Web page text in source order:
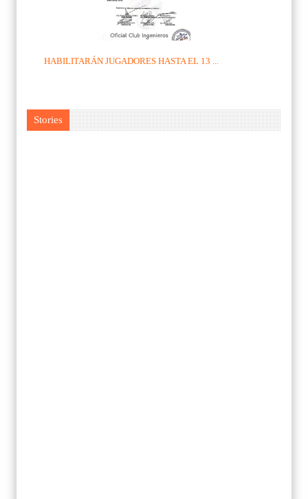
HABILITARÁN JUGADORES HASTA EL 13 ...
Stories